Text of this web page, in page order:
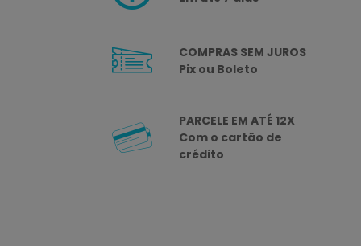
COMPRAS SEM JUROS
Pix ou Boleto
PARCELE EM ATÉ 12X
Com o cartão de
crédito